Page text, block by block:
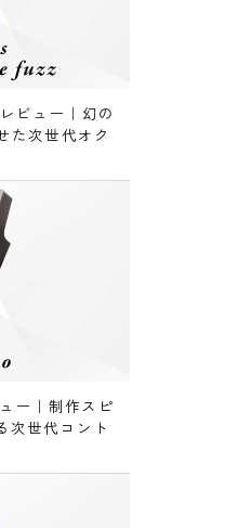
ビュー｜幻の
た次世代オク
ー｜制作スピ
次世代コント